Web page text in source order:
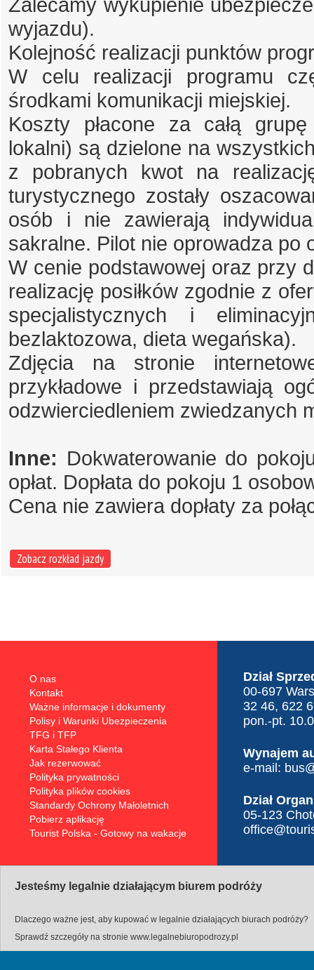
wyjazdu).
Kolejność realizacji punktów
W celu realizacji programu
środkami komunikacji miejskiej.
Koszty płacone za całą
lokalni) są dzielone na
z pobranych kwot na
turystycznego zostały
osób i nie zawierają
sakralne. Pilot nie oprowadza po
W cenie podstawowej oraz przy
realizację posiłków zgodnie z
specjalistycznych i
bezlaktozowa, dieta wegańska).
Zdjęcia na stronie
przykładowe i przedstawiają
odzwierciedleniem zwiedzanych
Inne: Dokwaterowanie do
opłat. Dopłata do pokoju 1
Cena nie zawiera dopłaty za
Zobacz rozkład jazdy
O nas
Kontakt
Ważne informacje i dokumenty
Polisy i Warunki Ubezpieczenia
TFG i TFP
Karta Stałego Klienta
Jak rezerwować
Polityka prywatności
Polityka plików cookies
Standardy Ochrony Małoletnich
Pobierz aplikację
Tourist Polska - Gotowy na wakacje
Dział
00-697
32 46, 622
pon.-pt.
Wynajem
e-mail:
Dział
05-123
Jesteśmy legalnie działającym biurem podróży
Dlaczego ważne jest, aby kupować w legalnie działających biurach podróży?
Sprawdź szczegóły na stronie www.legalnebiuropodrozy.pl